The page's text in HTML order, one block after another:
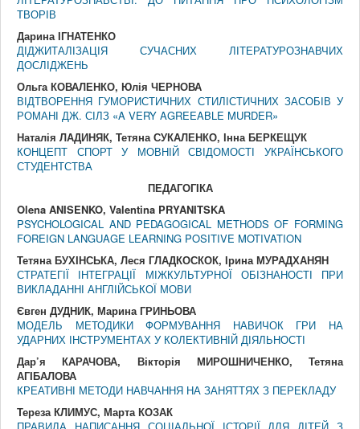
ТВОРІВ
Дарина ІГНАТЕНКО
ДІДЖИТАЛІЗАЦІЯ СУЧАСНИХ ЛІТЕРАТУРОЗНАВЧИХ
ДОСЛІДЖЕНЬ
Ольга КОВАЛЕНКО, Юлія ЧЕРНОВА
ВІДТВОРЕННЯ ГУМОРИСТИЧНИХ СТИЛІСТИЧНИХ ЗАСОБІВ У
РОМАНІ ДЖ. СІЛЗ «A VERY AGREEABLE MURDER»
Наталія ЛАДИНЯК, Тетяна СУКАЛЕНКО, Інна БЕРКЕЩУК
КОНЦЕПТ СПОРТ У МОВНІЙ СВІДОМОСТІ УКРАЇНСЬКОГО
СТУДЕНТСТВА
ПЕДАГОГIКА
Olena ANISENKO, Valentina PRYANITSKA
PSYCHOLOGICAL AND PEDAGOGICAL METHODS OF FORMING
FOREIGN LANGUAGE LEARNING POSITIVE MOTIVATION
Тетяна БУХІНСЬКА, Леся ГЛАДКОСКОК, Ірина МУРАДХАНЯН
СТРАТЕГІЇ ІНТЕГРАЦІЇ МІЖКУЛЬТУРНОЇ ОБІЗНАНОСТІ ПРИ
ВИКЛАДАННІ АНГЛІЙСЬКОЇ МОВИ
Євген ДУДНИК, Марина ГРИНЬОВА
МОДЕЛЬ МЕТОДИКИ ФОРМУВАННЯ НАВИЧОК ГРИ НА
УДАРНИХ ІНСТРУМЕНТАХ У КОЛЕКТИВНІЙ ДІЯЛЬНОСТІ
Дар’я КАРАЧОВА, Вікторія МИРОШНИЧЕНКО, Тетяна
АГІБАЛОВА
КРЕАТИВНІ МЕТОДИ НАВЧАННЯ НА ЗАНЯТТЯХ З ПЕРЕКЛАДУ
Тереза КЛИМУС, Марта КОЗАК